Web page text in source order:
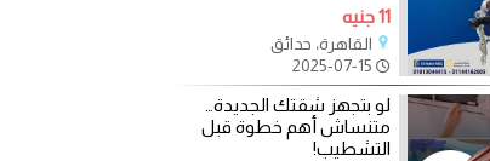
11 جنيه
القاهرة، حدائق
2025-07-15
لو بتجهز شقتك الجديدة…
متنساش أهم خطوة قبل
التشطيب!